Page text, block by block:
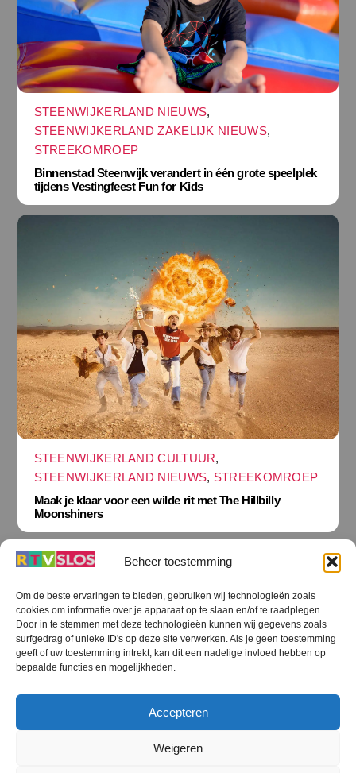
Beheer toestemming
Om de beste ervaringen te bieden, gebruiken wij technologieën zoals
cookies om informatie over je apparaat op te slaan en/of te raadplegen.
Door in te stemmen met deze technologieën kunnen wij gegevens zoals
surfgedrag of unieke ID's op deze site verwerken. Als je geen toestemming
geeft of uw toestemming intrekt, kan dit een nadelige invloed hebben op
bepaalde functies en mogelijkheden.
Accepteren
Weigeren
STEENWIJKERLAND NIEUWS,
STEENWIJKERLAND ZAKELIJK NIEUWS,
STREEKOMROEP
Binnenstad Steenwijk verandert in één grote speelplek
tijdens Vestingfeest Fun for Kids
STEENWIJKERLAND CULTUUR,
STEENWIJKERLAND NIEUWS, STREEKOMROEP
Maak je klaar voor een wilde rit met The Hillbilly
Moonshiners
Terug
naar
boven
RTV SLOS
RTV SLOS ANBI